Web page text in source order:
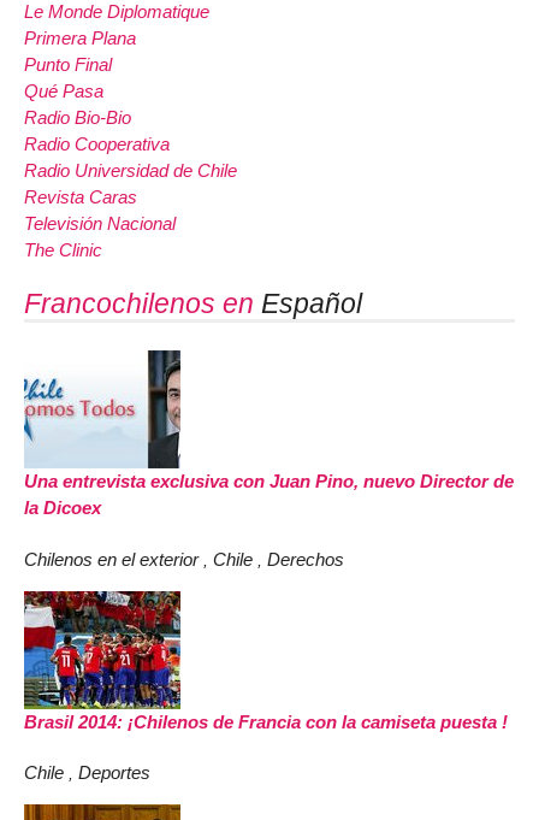
Le Monde Diplomatique
Primera Plana
Punto Final
Qué Pasa
Radio Bio-Bio
Radio Cooperativa
Radio Universidad de Chile
Revista Caras
Televisión Nacional
The Clinic
Francochilenos en Español
Una entrevista exclusiva con Juan Pino, nuevo Director de
la Dicoex
Chilenos en el exterior Chile Derechos
Brasil 2014: ¡Chilenos de Francia con la camiseta puesta !
Chile , Deportes